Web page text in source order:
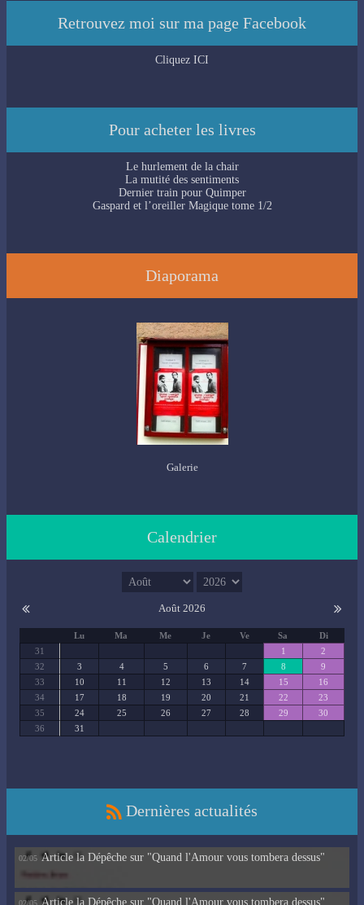
Retrouvez moi sur ma page Facebook
Cliquez ICI
Pour acheter les livres
Le hurlement de la chair
La mutité des sentiments
Dernier train pour Quimper
Gaspard et l’oreiller Magique tome 1/2
Diaporama
Galerie
Calendrier
Août 2026
Lu Ma Me Je Ve Sa
Di
31
1
2
32
3 4 5 6 7 8
9
33
10 11 12 13 14 15
16
34
17 18 19 20 21 22
23
35
24 25 26 27 28 29
30
36
31
Dernières actualités
02/05 Article la Dépêche sur "Quand l'Amour vous tombera dessus"
02/05 Article la Dépêche sur "Quand l'Amour vous tombera dessus"